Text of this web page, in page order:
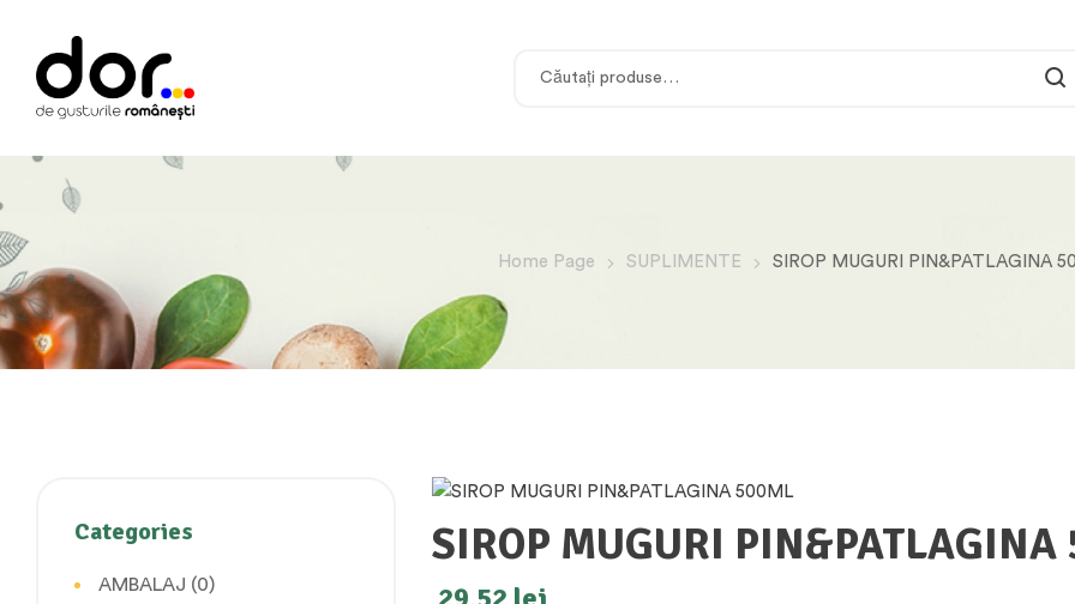
Home Page SUPLIMENTE SIROP MUGURI PIN&PATLAGINA
SIROP MUGURI PIN&PATLAGINA
Categories
AMBALAJ (0)